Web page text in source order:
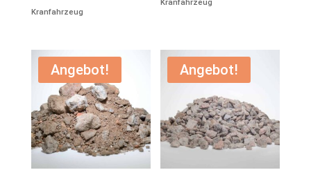
Kranfahrzeug
Kranfahrzeug
Angebot! Angebot!